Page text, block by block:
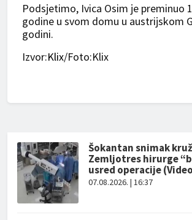
Podsjetimo, Ivica Osim je preminuo
godine u svom domu u austrijskom
godini.
Izvor:Klix/Foto:Klix
Šokantan snimak
Zemljotres hirurge
usred operacije
07.08.2026. | 16:37